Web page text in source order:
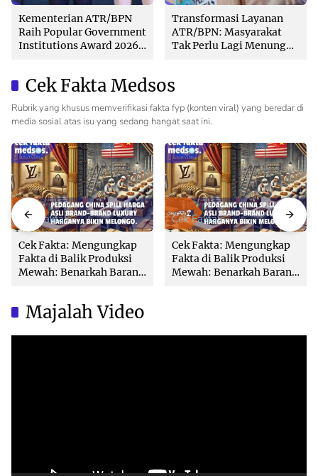
Kementerian ATR/BPN
Raih Popular Government
Institutions Award 2026
Transformasi Layanan
ATR/BPN: Masyarakat
Tak Perlu Lagi Menunggu
Cek Fakta Medsos
Rubrik yang khusus memverifikasi fakta fyp (konten viral) yang beredar di
media sosial atas isu yang sedang hangat saat ini.
Cek Fakta
Cek Fakta: Mengungkap
Fakta di Balik Produksi
Mewah: Benarkah Barang
Cek Fakta
Cek Fakta: Mengungkap
Fakta di Balik Produksi
Mewah: Benarkah Barang
Majalah Video